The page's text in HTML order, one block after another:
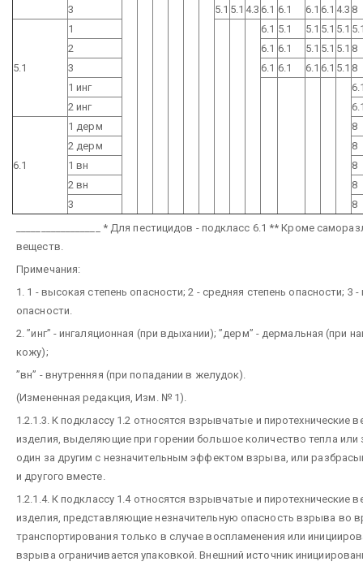
3
5.1 5.1 4.3 6.1 6.1 6.1 6.1 4.3 8
5.1
1 6.1 5.1 5.1 5.1 5.1
2
6.1 6.1 5.1 5.1 5.1 8
3
6.1 6.1 6.1 6.1 5.1 8
1 инг
2 инг
6.1
1 дерм
8
2 дерм
8
1 вн
8
2 вн
8
3
8
* Для пестицидов - подкласс 6.1 ** Кроме
веществ.
Примечания:
1. 1 - высокая степень опасности; 2 - средняя степень опасности; 3 -
опасности.
2. ”инг” - ингаляционная (при вдыхании); ”дерм” - дермальная (при
кожу);
”вн” - внутренняя (при попадании в желудок).
(Измененная редакция, Изм. № 1).
1.2.1.3. К подклассу 1.2 относятся взрывчатые и пиротехнические
изделия, выделяющие при горении большое количество тепла или
один за другим с незначительным эффектом взрыва, или
и другого вместе.
1.2.1.4. К подклассу 1.4 относятся взрывчатые и пиротехнические
изделия, представляющие незначительную опасность взрыва во
транспортирования только в случае воспламенения или
взрыва ограничивается упаковкой. Внешний источник